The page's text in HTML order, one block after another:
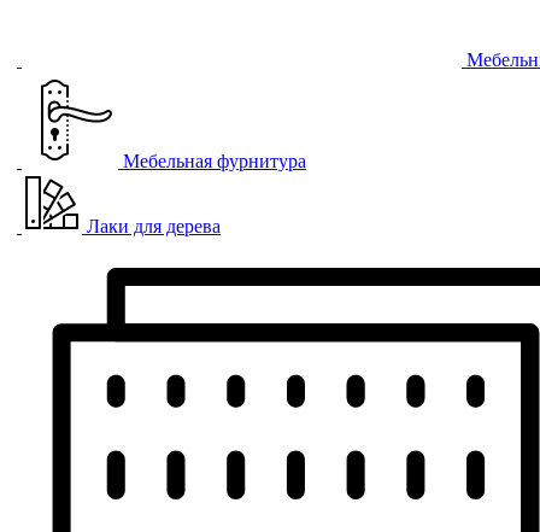
Мебельная фурнитура
Лаки для дерева